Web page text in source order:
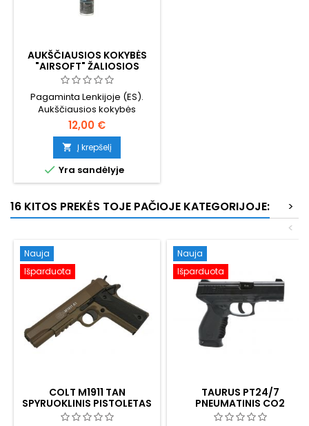
AUKŠČIAUSIOS KOKYBĖS
"AIRSOFT" ŽALIOSIOS
DUJOS SU SILIKONINE
ALYVA - 1 LITRAS, ES
GAMYBOS
Pagaminta Lenkijoje (ES).
Aukščiausios kokybės
žaliosios dujos su didele
silikono alyvos doze - su
kiekvienu šūviu sutepa ir
apsaugo vožtuvus bei
sandariklius, todėl jūsų GBB
tarnauja ilgiau. Stiprus,
atstumas, didesnis tikslumas
ir aiški atatranka. 1 l talpos
12,00 €
 Į krepšelį
 Yra sandėlyje
16 KITOS PREKĖS TOJE PAČIOJE KATEGORIJOJE:
>
<
Nauja
Išparduota
COLT M1911 TAN
SPYRUOKLINIS PISTOLETAS
SU METALINIU ŠLIAUŽIKLIU
Nauja
Išparduota
TAURUS PT24/7
PNEUMATINIS CO2
PISTOLETAS SU METALINIU